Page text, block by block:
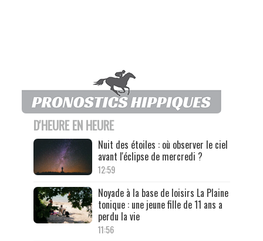
D'HEURE EN HEURE
Nuit des étoiles : où observer le ciel
avant l'éclipse de mercredi ?
12:59
Noyade à la base de loisirs La Plaine
tonique : une jeune fille de 11 ans a
perdu la vie
11:56